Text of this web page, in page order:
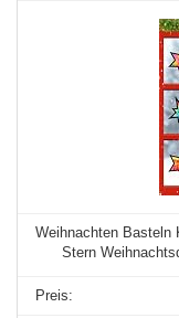
Weihnachten Basteln
Stern